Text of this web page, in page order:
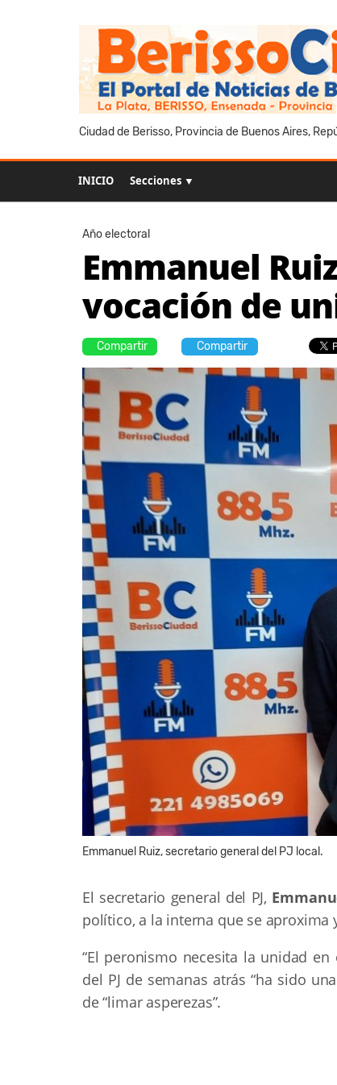
Ciudad de Berisso, Provincia de Buenos Aires,
INICIO Secciones ▼
Año electoral
Emmanuel
vocación de
Compartir Compartir
Emmanuel Ruiz, secretario general del PJ local.
El secretario general del PJ,
político, a la interna que se
“El peronismo necesita la unidad
del PJ de semanas atrás “ha sido
de “limar asperezas”.